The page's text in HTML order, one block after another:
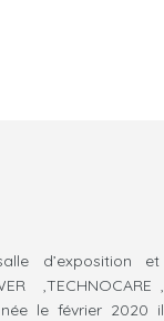
d’exposition et
,TECHNOCARE ,
le février 2020 il